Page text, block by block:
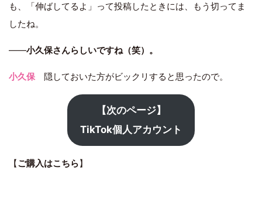
も、「伸ばしてるよ」って投稿したときには、もう切ってま
したね。
――小久保さんらしいですね（笑）。
小久保 隠しておいた方がビックリすると思ったので。
【次のページ】
TikTok個人アカウント
【ご購入はこちら】